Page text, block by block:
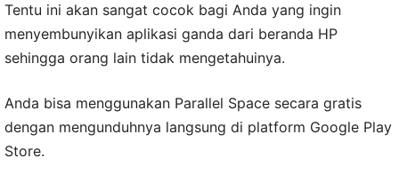
Tentu ini akan sangat cocok bagi Anda yang ingin
menyembunyikan aplikasi ganda dari beranda HP
sehingga orang lain tidak mengetahuinya.
Anda bisa menggunakan Parallel Space secara gratis
dengan mengunduhnya langsung di platform Google Play
Store.